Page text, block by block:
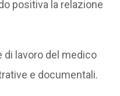
positiva la relazione
di lavoro del medico
e documentali.